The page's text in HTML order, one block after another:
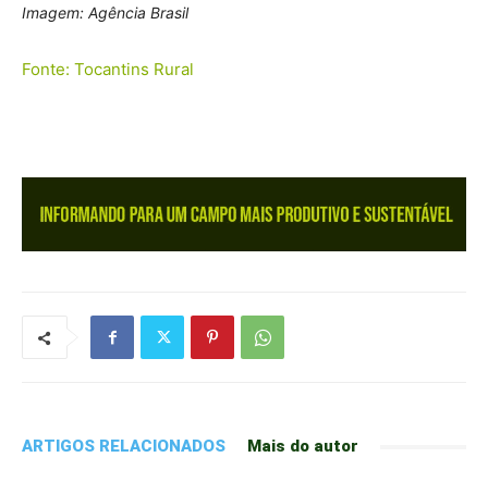
Imagem: Agência Brasil
Fonte: Tocantins Rural
ARTIGOS RELACIONADOS Mais do autor